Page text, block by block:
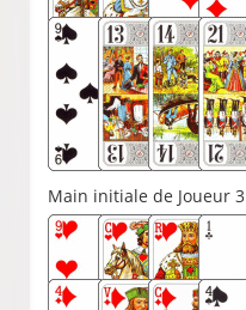
Main initiale de Joueur 3